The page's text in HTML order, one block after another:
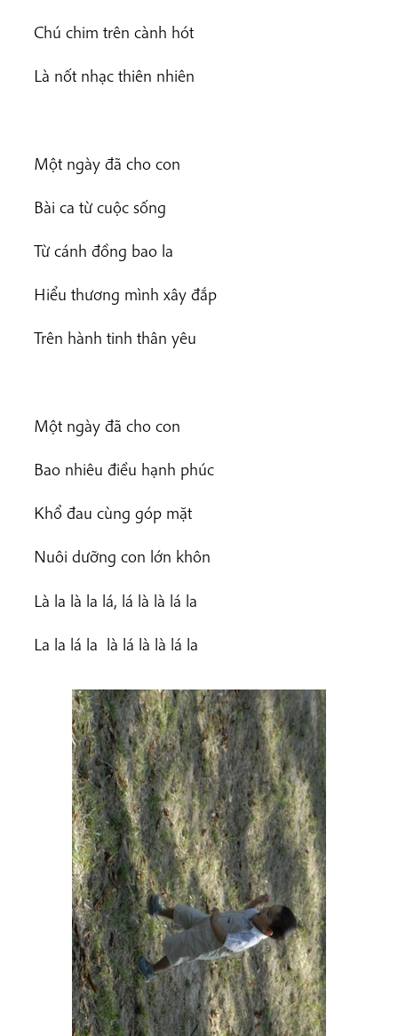
Chú chim trên cành hót
Là nốt nhạc thiên nhiên
Một ngày đã cho con
Bài ca từ cuộc sống
Từ cánh đồng bao la
Hiểu thương mình xây đắp
Trên hành tinh thân yêu
Một ngày đã cho con
Bao nhiêu điều hạnh phúc
Khổ đau cùng góp mặt
Nuôi dưỡng con lớn khôn
Là la là la lá, lá là là lá la
La la lá la là lá là là lá la